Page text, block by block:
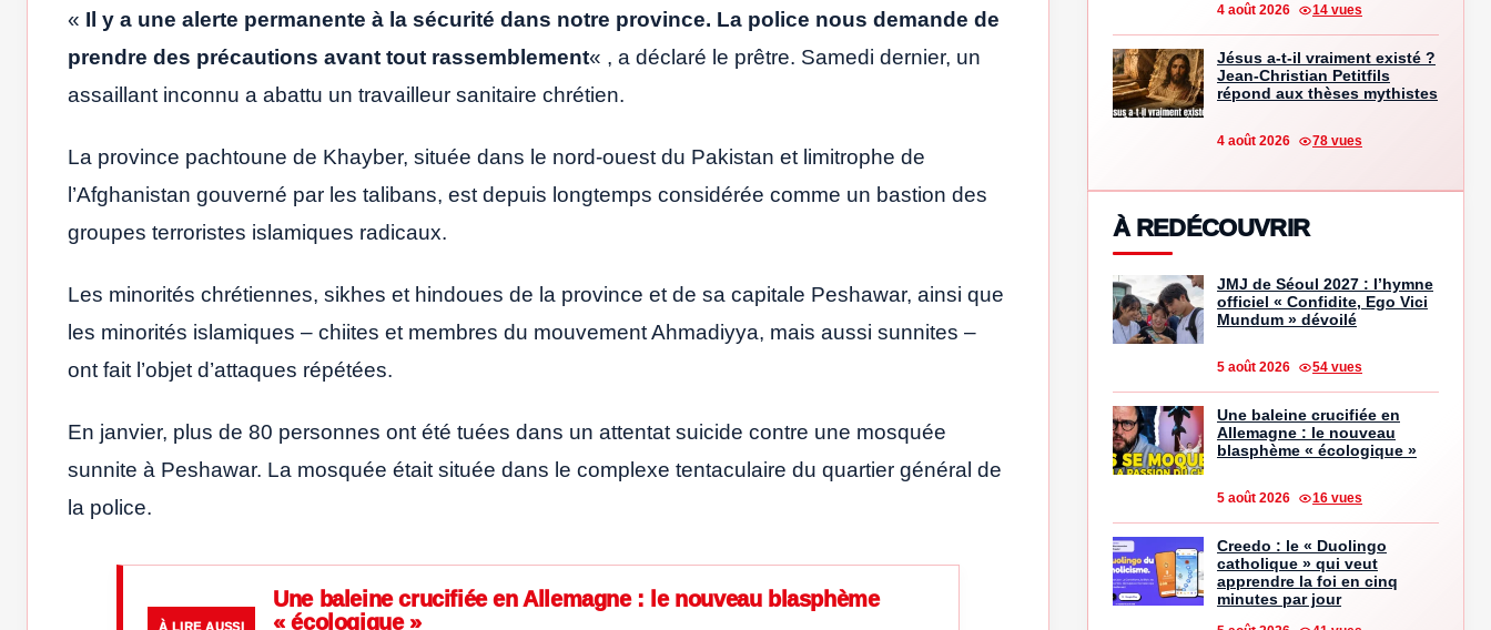
« Il y a une alerte permanente à la sécurité dans notre province. La police nous demande de
prendre des précautions avant tout rassemblement« , a déclaré le prêtre. Samedi dernier, un
assaillant inconnu a abattu un travailleur sanitaire chrétien.
La province pachtoune de Khayber, située dans le nord-ouest du Pakistan et limitrophe de
l’Afghanistan gouverné par les talibans, est depuis longtemps considérée comme un bastion des
groupes terroristes islamiques radicaux.
Les minorités chrétiennes, sikhes et hindoues de la province et de sa capitale Peshawar, ainsi que
les minorités islamiques – chiites et membres du mouvement Ahmadiyya, mais aussi sunnites –
ont fait l’objet d’attaques répétées.
En janvier, plus de 80 personnes ont été tuées dans un attentat suicide contre une mosquée
sunnite à Peshawar. La mosquée était située dans le complexe tentaculaire du quartier général de
la police.
À LIRE AUSSI
Une baleine crucifiée en Allemagne : le nouveau blasphème
« écologique »
4 août 2026 14 vues
Jésus a-t-il vraiment existé ?
Jean-Christian Petitfils
répond aux thèses mythistes
4 août 2026 78 vues
À REDÉCOUVRIR
JMJ de Séoul 2027 : l’hymne
officiel « Confidite, Ego Vici
Mundum » dévoilé
5 août 2026 54 vues
Une baleine crucifiée en
Allemagne : le nouveau
blasphème « écologique »
5 août 2026 16 vues
Creedo : le « Duolingo
catholique » qui veut
apprendre la foi en cinq
minutes par jour